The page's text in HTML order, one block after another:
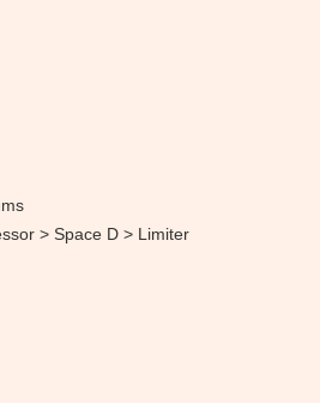
> Space D > Limiter